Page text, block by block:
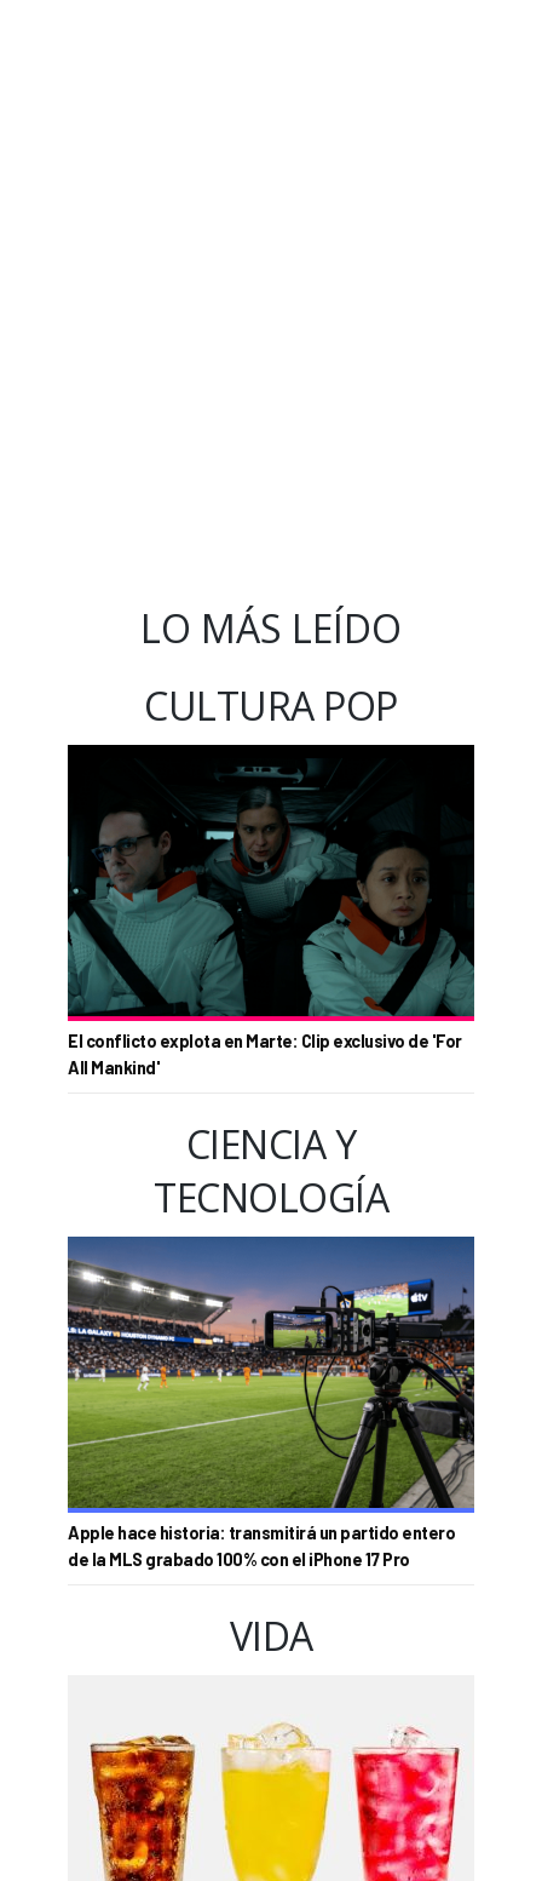
LO MÁS LEÍDO
CULTURA POP
El conflicto explota en Marte: Clip exclusivo de 'For
All Mankind'
CIENCIA Y
TECNOLOGÍA
Apple hace historia: transmitirá un partido entero
de la MLS grabado 100% con el iPhone 17 Pro
VIDA